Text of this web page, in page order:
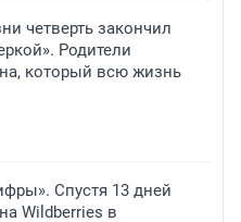
четверть закончил
Родители
который всю жизнь
Спустя 13 дней
Wildberries в